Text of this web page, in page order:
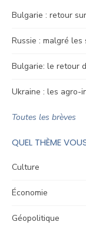
Bulgarie : retour
Russie : malgré les
Bulgarie: le retour
Ukraine : les agro-
Toutes les brèves
QUEL THÈME
Culture
Économie
Géopolitique